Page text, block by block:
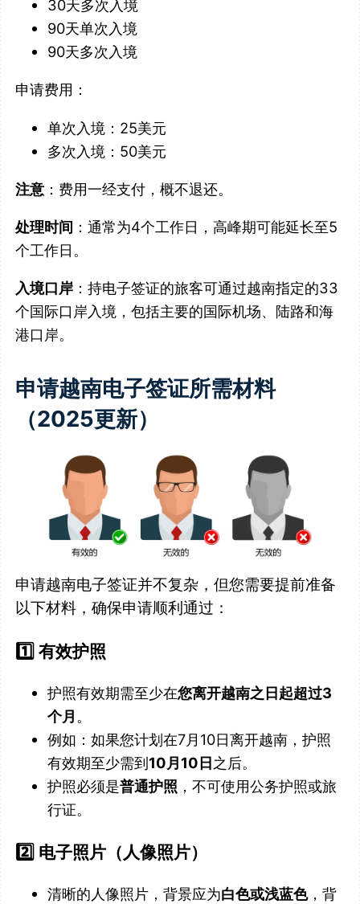
30天多次入境
90天单次入境
90天多次入境
申请费用：
单次入境：25美元
多次入境：50美元
注意 ：费用一经支付，概不退还。
处理时间 ：通常为4个工作日，高峰期可能延长至5
个工作日。
入境口岸 ：持电子签证的旅客可通过越南指定的33
个国际口岸入境，包括主要的国际机场、陆路和海
港口岸。
申请越南电子签证所需材料
（2025更新）
申请越南电子签证并不复杂，但您需要提前准备
以下材料，确保申请顺利通过：
1️⃣ 有效护照
护照有效期需至少在您离开越南之日起超过3
个月 。
例如：如果您计划在7月10日离开越南，护照
有效期至少需到10月10日之后。
护照必须是普通护照 ，不可使用公务护照或旅
行证。
2️⃣ 电子照片（人像照片）
清晰的人像照片，背景应为白色或浅蓝色，背